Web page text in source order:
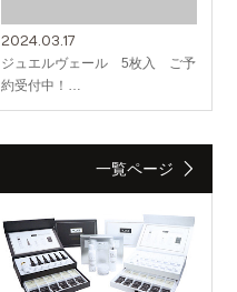
2024.03.17
ジュエルヴェール 5枚入 ご予
約受付中！…
一覧ページ